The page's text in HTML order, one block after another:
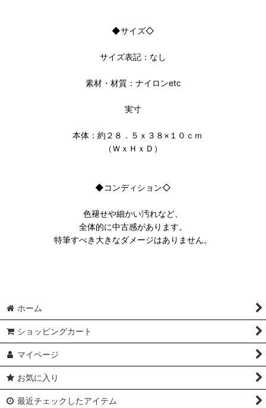
◆サイズ◇
サイズ表記：なし
素材・材質：ナイロンetc
実寸
本体：約２８．５ｘ３８×１０ｃｍ
（ＷｘＨｘＤ）
◆コンディション◇
色褪せや細かい汚れなど、
全体的に中古感があります。
特筆すべき大きなダメージはありません。
ホーム
ショッピングカート
マイページ
お気に入り
最近チェックしたアイテム